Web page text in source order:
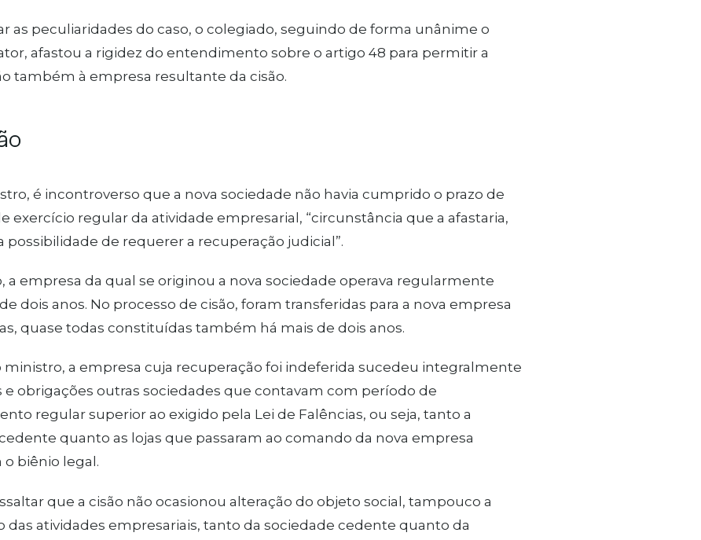
as peculiaridades do caso, o colegiado, seguindo de forma unânime o
afastou a rigidez do entendimento sobre o artigo 48 para permitir a
também à empresa resultante da cisão.
é incontroverso que a nova sociedade não havia cumprido o prazo de
exercício regular da atividade empresarial, “circunstância que a afastaria,
possibilidade de requerer a recuperação judicial”.
a empresa da qual se originou a nova sociedade operava regularmente
dois anos. No processo de cisão, foram transferidas para a nova empresa
quase todas constituídas também há mais de dois anos.
ministro, a empresa cuja recuperação foi indeferida sucedeu integralmente
e obrigações outras sociedades que contavam com período de
regular superior ao exigido pela Lei de Falências, ou seja, tanto a
quanto as lojas que passaram ao comando da nova empresa
biênio legal.
que a cisão não ocasionou alteração do objeto social, tampouco a
das atividades empresariais, tanto da sociedade cedente quanto da